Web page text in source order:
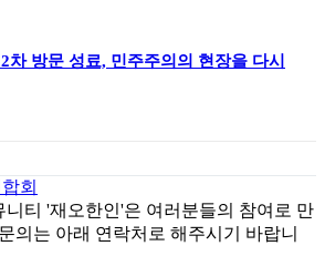
차 방문 성료, 민주주의의 현장을 다시
니티 '재오한인'은 여러분들의 참여로 만
의는 아래 연락처로 해주시기 바랍니